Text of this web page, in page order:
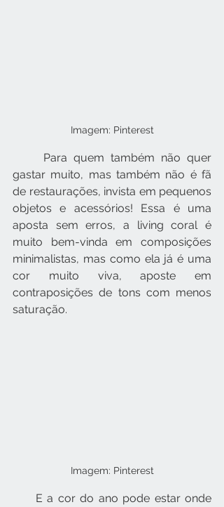
Imagem: Pinterest
gastar muito, mas também não é fã
de restaurações, invista em pequenos
objetos e acessórios! Essa é uma
aposta sem erros, a living coral é
muito bem-vinda em composições
minimalistas, mas como ela já é uma
cor muito viva, aposte em
contraposições de tons com menos
saturação.
Imagem: Pinterest